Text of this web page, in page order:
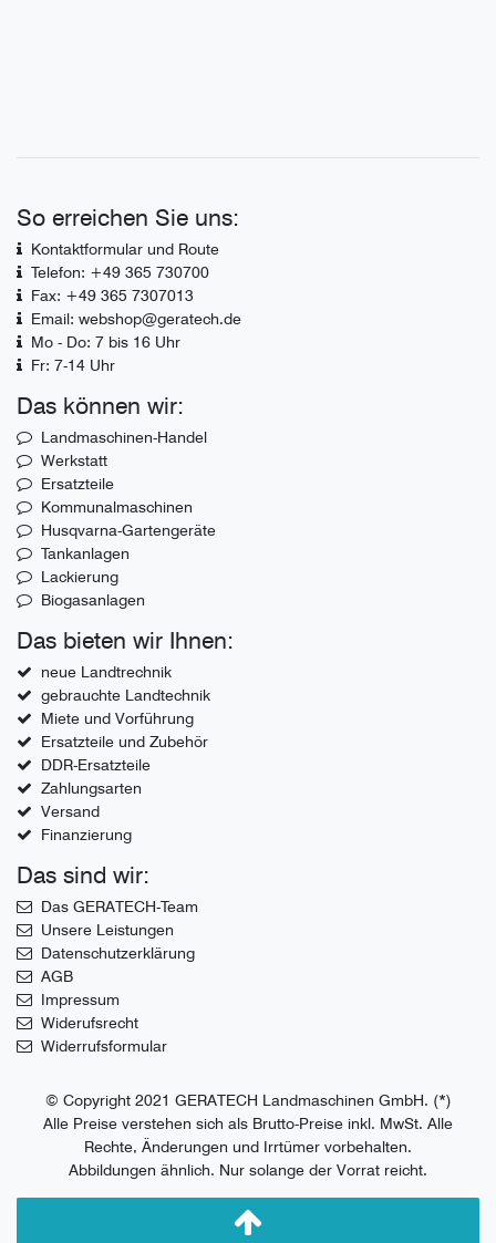
So erreichen Sie uns:
Kontaktformular und Route
Telefon: +49 365 730700
Fax: +49 365 7307013
Email: webshop@geratech.de
Mo - Do: 7 bis 16 Uhr
Fr: 7-14 Uhr
Das können wir:
Landmaschinen-Handel
Werkstatt
Ersatzteile
Kommunalmaschinen
Husqvarna-Gartengeräte
Tankanlagen
Lackierung
Biogasanlagen
Das bieten wir Ihnen:
neue Landtrechnik
gebrauchte Landtechnik
Miete und Vorführung
Ersatzteile und Zubehör
DDR-Ersatzteile
Zahlungsarten
Versand
Finanzierung
Das sind wir:
Das GERATECH-Team
Unsere Leistungen
Datenschutzerklärung
AGB
Impressum
Widerufsrecht
Widerrufsformular
© Copyright 2021 GERATECH Landmaschinen GmbH. (*)
Alle Preise verstehen sich als Brutto-Preise inkl. MwSt. Alle
Rechte, Änderungen und Irrtümer vorbehalten.
Abbildungen ähnlich. Nur solange der Vorrat reicht.